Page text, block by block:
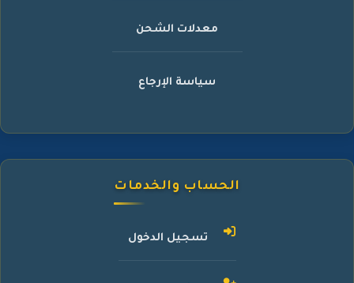
معدلات الشحن
سياسة الإرجاع
الحساب والخدمات
تسجيل الدخول